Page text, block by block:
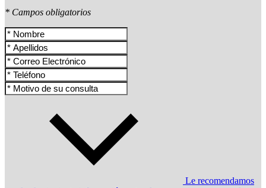
* Campos obligatorios
Le recomendamos